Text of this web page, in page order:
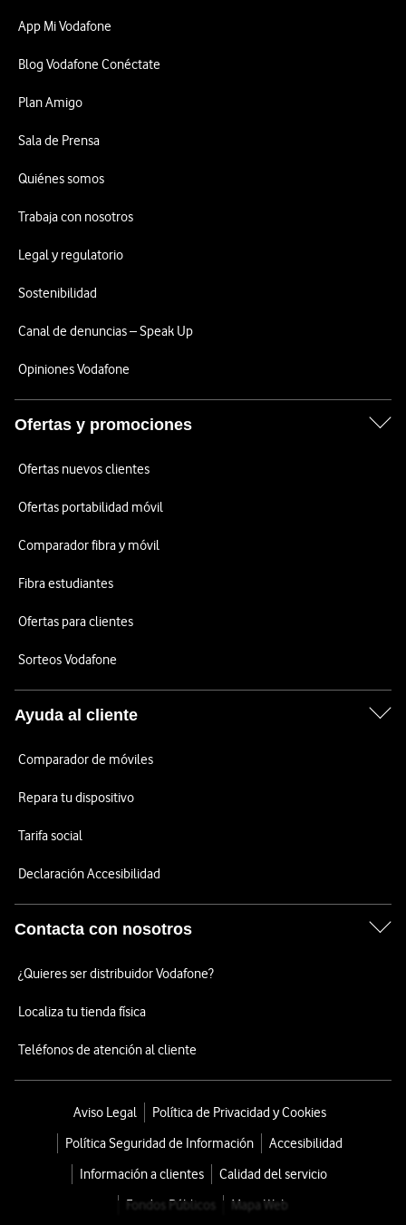
App Mi Vodafone
Blog Vodafone Conéctate
Plan Amigo
Sala de Prensa
Quiénes somos
Trabaja con nosotros
Legal y regulatorio
Sostenibilidad
Canal de denuncias – Speak Up
Opiniones Vodafone
Ofertas y promociones
Ofertas nuevos clientes
Ofertas portabilidad móvil
Comparador fibra y móvil
Fibra estudiantes
Ofertas para clientes
Sorteos Vodafone
Ayuda al cliente
Comparador de móviles
Repara tu dispositivo
Tarifa social
Declaración Accesibilidad
Contacta con nosotros
¿Quieres ser distribuidor Vodafone?
Localiza tu tienda física
Teléfonos de atención al cliente
Aviso Legal
Política de Privacidad y Cookies
Política Seguridad de Información
Accesibilidad
Información a clientes
Calidad del servicio
Fondos Públicos
Mapa Web